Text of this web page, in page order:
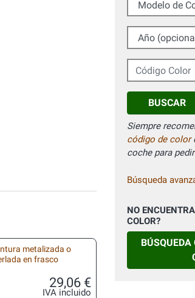
metalizada o
en frasco
29,06 €
IVA incluido
Año (opcional)
Código Color
BUSCAR
Siempre
código de color
coche para
Búsqueda
NO
COLOR?